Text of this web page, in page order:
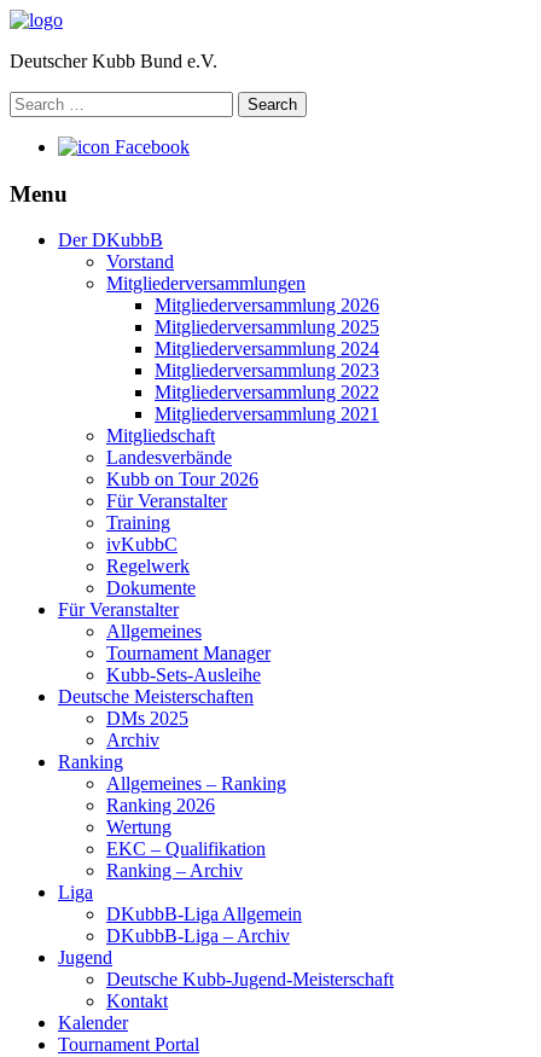
Deutscher Kubb Bund e.V.
Search
for:
Facebook
Menu
Der DKubbB
Vorstand
Mitgliederversammlungen
Mitgliederversammlung 2026
Mitgliederversammlung 2025
Mitgliederversammlung 2024
Mitgliederversammlung 2023
Mitgliederversammlung 2022
Mitgliederversammlung 2021
Mitgliedschaft
Landesverbände
Kubb on Tour 2026
Für Veranstalter
Training
ivKubbC
Regelwerk
Dokumente
Für Veranstalter
Allgemeines
Tournament Manager
Kubb-Sets-Ausleihe
Deutsche Meisterschaften
DMs 2025
Archiv
Ranking
Allgemeines – Ranking
Ranking 2026
Wertung
EKC – Qualifikation
Ranking – Archiv
Liga
DKubbB-Liga Allgemein
DKubbB-Liga – Archiv
Jugend
Deutsche Kubb-Jugend-Meisterschaft
Kontakt
Kalender
Tournament Portal